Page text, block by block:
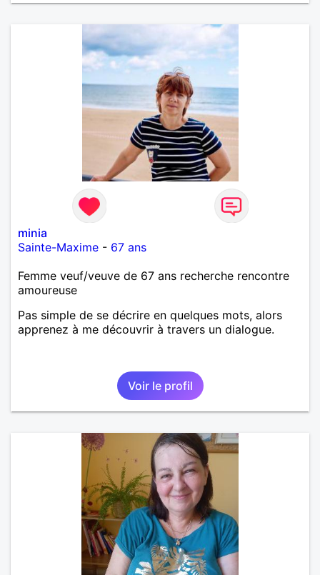
minia
Sainte-Maxime - 67 ans
Femme veuf/veuve de 67 ans recherche rencontre
amoureuse
Pas simple de se décrire en quelques mots, alors
apprenez à me découvrir à travers un dialogue.
Voir le profil